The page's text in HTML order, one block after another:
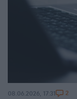
08.06.2026, 17:31 2